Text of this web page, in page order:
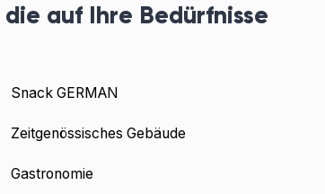
auf Ihre Bedürfnisse
Snack GERMAN
Zeitgenössisches Gebäude
Gastronomie